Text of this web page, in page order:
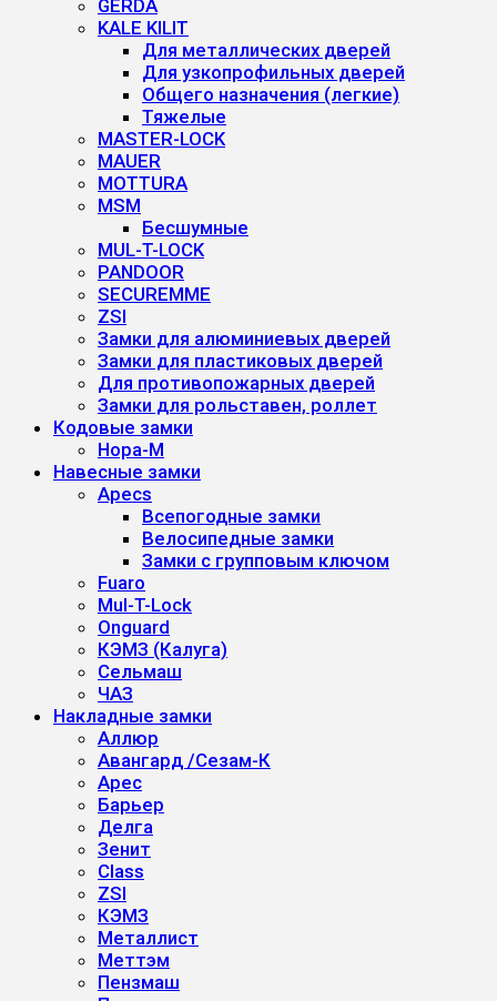
GERDA
KALE KILIT
Для металлических дверей
Для узкопрофильных дверей
Общего назначения (легкие)
Тяжелые
MASTER-LOCK
MAUER
MOTTURA
MSM
Бесшумные
MUL-T-LOCK
PANDOOR
SECUREMME
ZSI
Замки для алюминиевых дверей
Замки для пластиковых дверей
Для противопожарных дверей
Замки для рольставен, роллет
Кодовые замки
Нора-М
Навесные замки
Apecs
Всепогодные замки
Велосипедные замки
Замки с групповым ключом
Fuaro
Mul-T-Lock
Onguard
КЭМЗ (Калуга)
Сельмаш
ЧАЗ
Накладные замки
Аллюр
Авангард /Сезам-К
Арес
Барьер
Делга
Зенит
Class
ZSI
КЭМЗ
Металлист
Меттэм
Пензмаш